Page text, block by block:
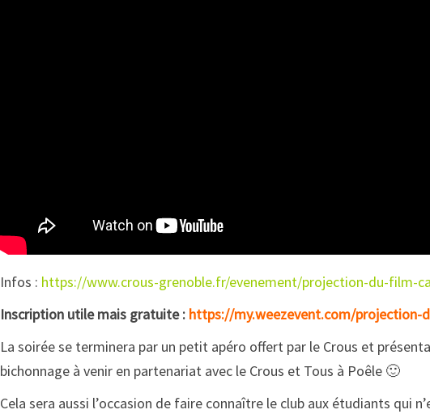
Infos : https://www.crous-grenoble.fr/evenement/projection-du-film-
Inscription utile mais gratuite : https://my.weezevent.com/projection-
La soirée se terminera par un petit apéro offert par le Crous et
bichonnage à venir en partenariat avec le Crous et Tous à Poêle 🙂
Cela sera aussi l’occasion de faire connaître le club aux étudiants qui